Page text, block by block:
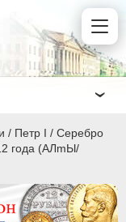
/ Пeтр I / Серебро
года (АЛmЫ/